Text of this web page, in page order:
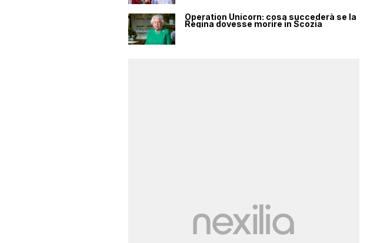
Operation Unicorn: cosa succederà se la
Regina dovesse morire in Scozia